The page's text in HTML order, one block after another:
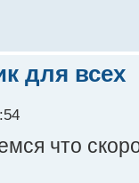
для всех
что